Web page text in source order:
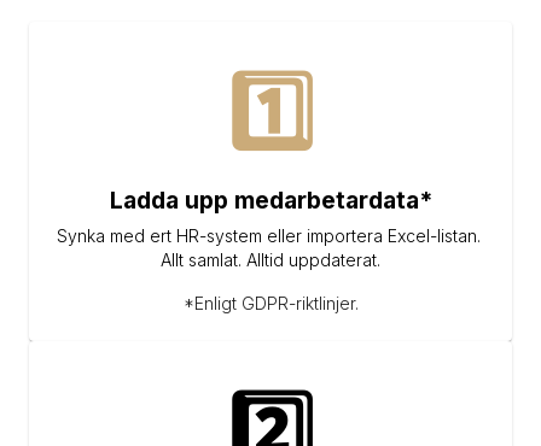
1️⃣
Ladda upp medarbetardata*
Synka med ert HR-system eller importera Excel-listan.
Allt samlat. Alltid uppdaterat.
*Enligt GDPR-riktlinjer.